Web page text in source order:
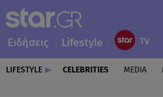
Ειδήσεις Lifestyle
LIFESTYLE CELEBRITIES MEDIA